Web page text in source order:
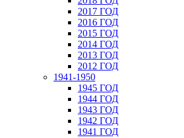
2017 ГОД
2016 ГОД
2015 ГОД
2014 ГОД
2013 ГОД
2012 ГОД
1941-1950
1945 ГОД
1944 ГОД
1943 ГОД
1942 ГОД
1941 ГОД